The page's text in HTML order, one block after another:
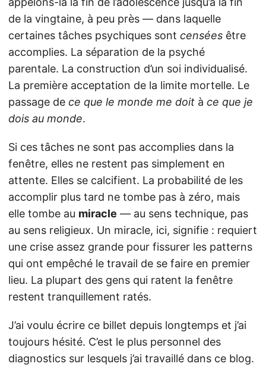
de la vingtaine, à peu près — dans laquelle
certaines tâches psychiques sont censées être
accomplies. La séparation de la psyché
parentale. La construction d’un soi individualisé.
La première acceptation de la limite mortelle. Le
passage de ce que le monde me doit à ce que je
dois au monde.
Si ces tâches ne sont pas accomplies dans la
fenêtre, elles ne restent pas simplement en
attente. Elles se calcifient. La probabilité de les
accomplir plus tard ne tombe pas à zéro, mais
elle tombe au miracle — au sens technique, pas
au sens religieux. Un miracle, ici, signifie : requiert
une crise assez grande pour fissurer les patterns
qui ont empêché le travail de se faire en premier
lieu. La plupart des gens qui ratent la fenêtre
restent tranquillement ratés.
J’ai voulu écrire ce billet depuis longtemps et j’ai
toujours hésité. C’est le plus personnel des
diagnostics sur lesquels j’ai travaillé dans ce blog.